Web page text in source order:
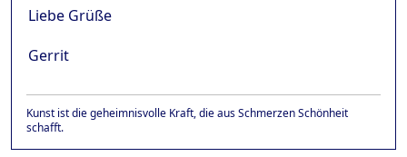
Liebe Grüße
Gerrit
Kunst ist die geheimnisvolle Kraft, die aus Schmerzen Schönheit
schafft.